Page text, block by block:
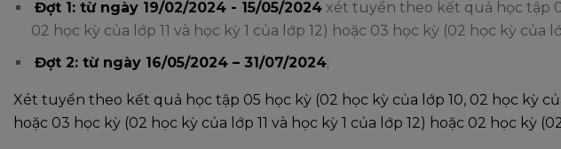
Đợt 1: từ ngày 19/02/2024 - 15/05/2024 xét tuyển theo kết quả học tập
02 học kỳ của lớp 11 và học kỳ 1 của lớp 12) hoặc 03 học kỳ (02 học kỳ của
Đợt 2: từ ngày 16/05/2024 – 31/07/2024;
Xét tuyển theo kết quả học tập 05 học kỳ (02 học kỳ của lớp 10, 02 học kỳ
hoặc 03 học kỳ (02 học kỳ của lớp 11 và học kỳ 1 của lớp 12) hoặc 02 học kỳ